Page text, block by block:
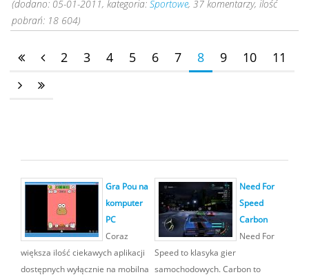
(dodano: 05-01-2011, kategoria: Sportowe, 37 komentarzy, ilość
pobrań: 18 604)
2 3 4 5 6 7 8 9 10 11
Gra Pou na
komputer
PC
Coraz
większa ilość ciekawych aplikacji
dostępnych wyłącznie na mobilna
Need For
Speed
Carbon
Need For
Speed to klasyka gier
samochodowych. Carbon to